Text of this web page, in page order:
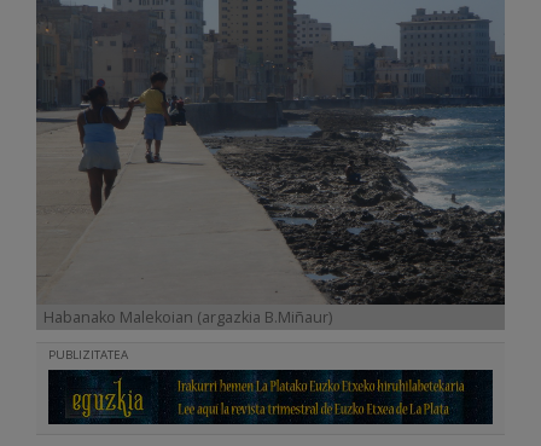
Habanako Malekoian (argazkia B.Miñaur)
PUBLIZITATEA